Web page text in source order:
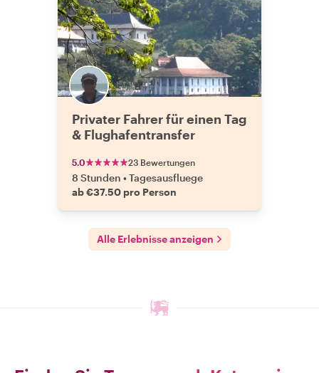
Privater Fahrer für einen Tag
& Flughafentransfer
5.0 23 Bewertungen
8 Stunden •Tagesausfluege
ab €37.50 pro Person
Alle Erlebnisse anzeigen